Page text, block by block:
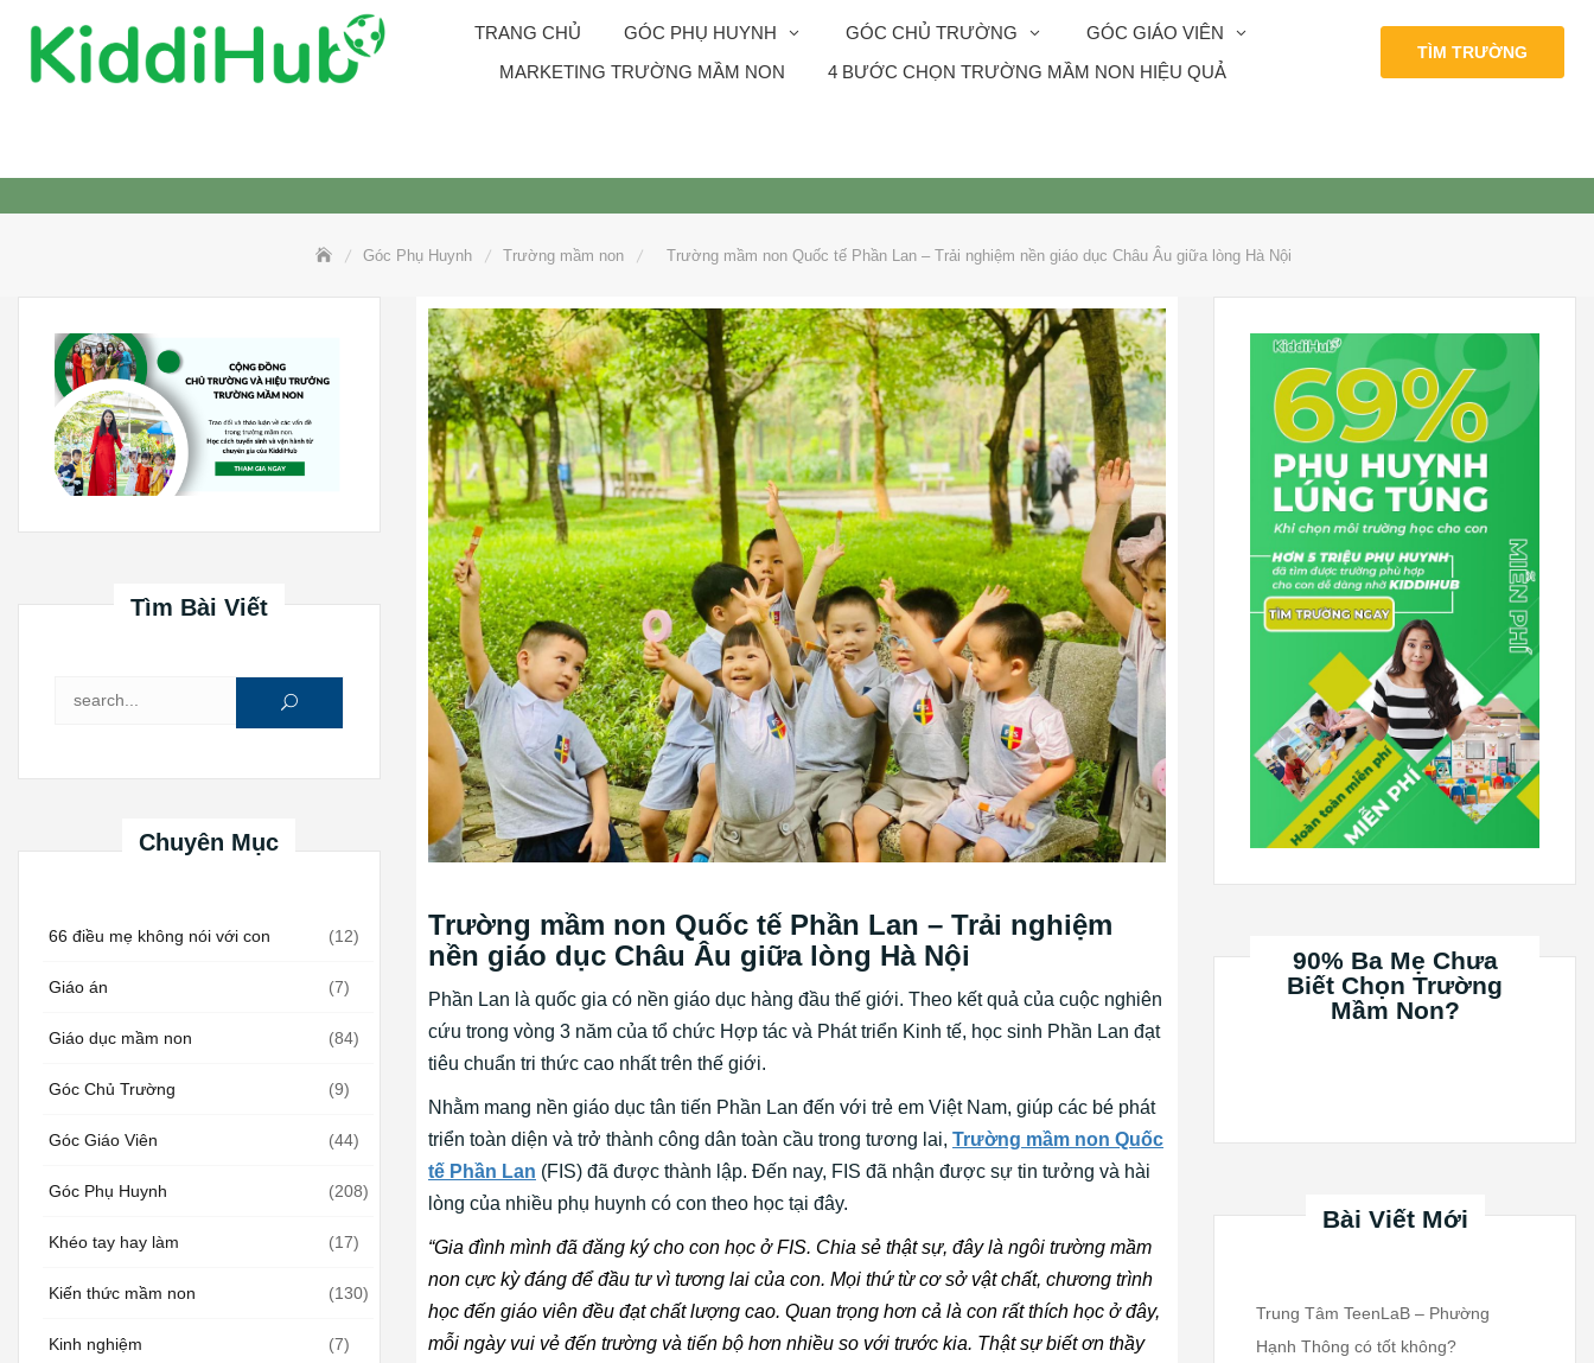
content
TRANG CHỦ GÓC PHỤ HUYNH GÓC CHỦ TRƯỜNG
GÓC GIÁO VIÊN
MARKETING TRƯỜNG MẦM NON
4 BƯỚC CHỌN TRƯỜNG MẦM NON HIỆU QUẢ
TÌM TRƯỜNG
Góc Phụ Huynh Trường mầm non Trường mầm non Quốc tế Phần Lan – Trải nghiệm nền giáo dục Châu Âu giữa lòng Hà Nội
Tìm Bài Viết
Tìm kiếm cho:
Chuyên Mục
66 điều mẹ không nói với con (12)
Giáo án (7)
Giáo dục mầm non (84)
Góc Chủ Trường (9)
Góc Giáo Viên (44)
Góc Phụ Huynh (208)
Khéo tay hay làm (17)
Kiến thức mầm non (130)
Kinh nghiệm (7)
Trường mầm non Quốc tế Phần Lan – Trải nghiệm
nền giáo dục Châu Âu giữa lòng Hà Nội
Phần Lan là quốc gia có nền giáo dục hàng đầu thế giới. Theo kết quả của cuộc nghiên
cứu trong vòng 3 năm của tổ chức Hợp tác và Phát triển Kinh tế, học sinh Phần Lan đạt
tiêu chuẩn tri thức cao nhất trên thế giới.
Nhằm mang nền giáo dục tân tiến Phần Lan đến với trẻ em Việt Nam, giúp các bé phát
triển toàn diện và trở thành công dân toàn cầu trong tương lai, Trường mầm non Quốc
tế Phần Lan (FIS) đã được thành lập. Đến nay, FIS đã nhận được sự tin tưởng và hài
lòng của nhiều phụ huynh có con theo học tại đây.
“Gia đình mình đã đăng ký cho con học ở FIS. Chia sẻ thật sự, đây là ngôi trường mầm
non cực kỳ đáng để đầu tư vì tương lai của con. Mọi thứ từ cơ sở vật chất, chương trình
học đến giáo viên đều đạt chất lượng cao. Quan trọng hơn cả là con rất thích học ở đây,
mỗi ngày vui vẻ đến trường và tiến bộ hơn nhiều so với trước kia. Thật sự biết ơn thầy
90% Ba Mẹ Chưa
Biết Chọn Trường
Mầm Non?
Bài Viết Mới
Trung Tâm TeenLaB – Phường
Hạnh Thông có tốt không?